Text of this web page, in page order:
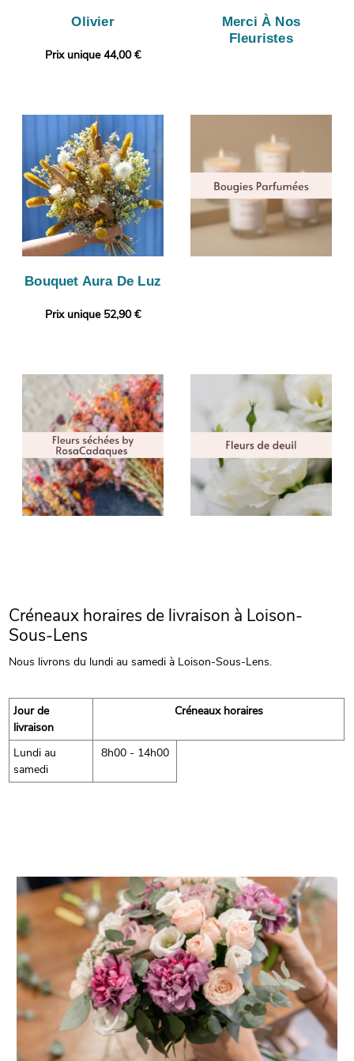
Olivier
Prix unique 44,00 €
Merci À Nos
Fleuristes
Bouquet Aura De Luz
Prix unique 52,90 €
Créneaux horaires de livraison à Loison-
Sous-Lens
Nous livrons du lundi au samedi à Loison-Sous-Lens.
Jour de
livraison
Créneaux horaires
Lundi au
samedi
8h00 - 14h00